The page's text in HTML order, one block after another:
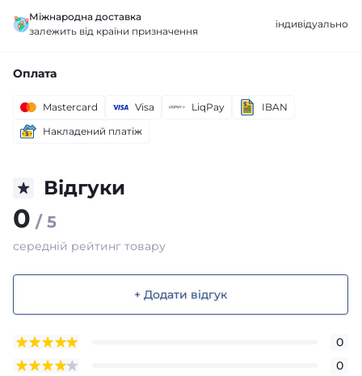
Міжнародна доставка
залежить від країни призначення
індивідуально
Оплата
Mastercard Visa LiqPay
IBAN
Накладений платіж
Відгуки
0 / 5
середній рейтинг товару
+ Додати відгук
0
0